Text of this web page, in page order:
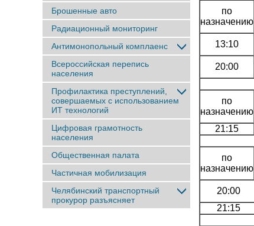
Брошенные авто
Радиационный мониторинг
Антимонопольный комплаенс
Всероссийская перепись
населения
Профилактика преступлений,
совершаемых с использованием
ИТ технологий
Цифровая грамотность
населения
Общественная палата
Частичная мобилизация
Челябинский транспортный
прокурор разъясняет
по
назначению
13:10
20:00
по
назначению
21:15
по
назначению
20:00
21:15